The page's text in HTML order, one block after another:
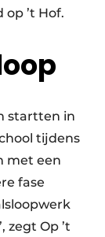
’t Hof.
startten in
tijdens
met een
fase
zegt Op ’t